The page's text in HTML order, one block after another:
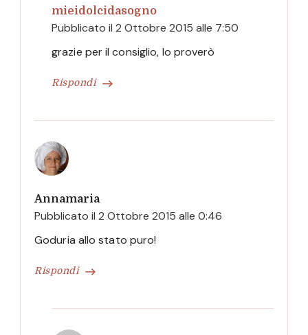
mieidolcidasogno
Pubblicato il 2 Ottobre 2015 alle 7:50
Rispondi
grazie per il consiglio, lo proverò
Annamaria
Pubblicato il 2 Ottobre 2015 alle 0:46
Rispondi
Goduria allo stato puro!